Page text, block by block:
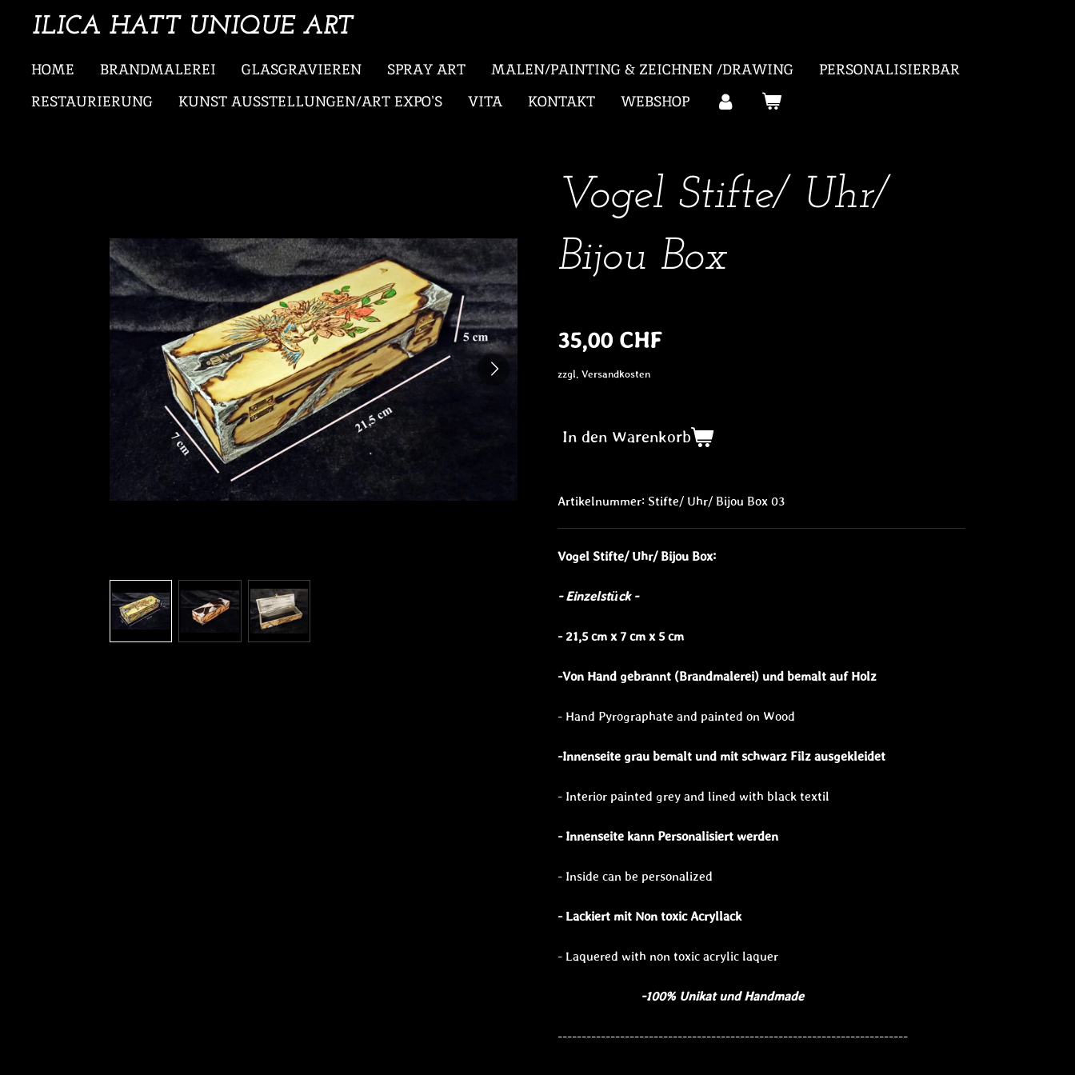
Zum
springen
ILICA HATT UNIQUE ART
HOME BRANDMALEREI GLASGRAVIEREN SPRAY ART MALEN/PAINTING & ZEICHNEN /DRAWING
PERSONALISIERBAR
RESTAURIERUNG
KUNST AUSSTELLUNGEN/ART EXPO'S VITA KONTAKT WEBSHOP
Vogel Stifte/ Uhr/
Bijou Box
35,00 CHF
zzgl. Versandkosten
In den Warenkorb
Artikelnummer: Stifte/ Uhr/ Bijou Box 03
Vogel Stifte/ Uhr/ Bijou Box:
- Einzelstück -
- 21,5 cm x 7 cm x 5 cm
-Von Hand gebrannt (Brandmalerei) und bemalt auf Holz
- Hand Pyrographate and painted on Wood
-Innenseite grau bemalt und mit schwarz Filz ausgekleidet
- Interior painted grey and lined with black textil
- Innenseite kann Personalisiert werden
- Inside can be personalized
- Lackiert mit Non toxic Acryllack
- Laquered with non toxic acrylic laquer
-100% Unikat und Handmade
-------------------------------------------------------------------------